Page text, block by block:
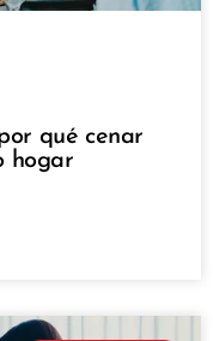
qué cenar
hogar